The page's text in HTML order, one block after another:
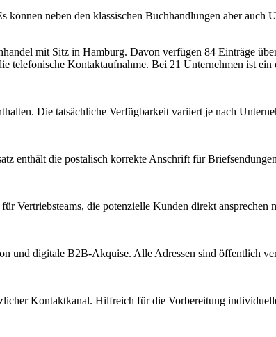
neben den klassischen Buchhandlungen aber auch
mit Sitz in Hamburg. Davon verfügen 84 Einträge
telefonische Kontaktaufnahme. Bei 21 Unternehmen ist ein
Die tatsächliche Verfügbarkeit variiert je nach
enthält die postalisch korrekte Anschrift für
Vertriebsteams, die potenzielle Kunden direkt ansprechen
und digitale B2B-Akquise. Alle Adressen sind öffentlich
Kontaktkanal. Hilfreich für die Vorbereitung